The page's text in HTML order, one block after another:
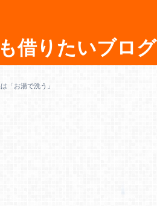
借りたいブログ
「お湯で洗う」